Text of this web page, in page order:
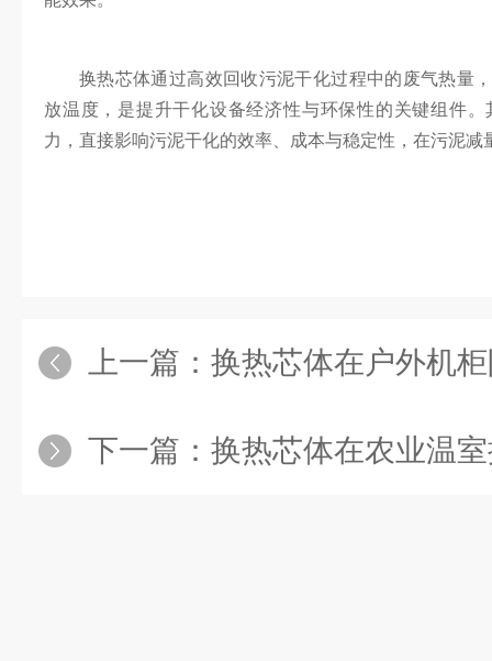
换热芯体通过高效回收污泥干化过程中的废气热量
放温度，是提升干化设备经济性与环保性的关键组件
力，直接影响污泥干化的效率、成本与稳定性，在污泥
上一篇： 换热芯体在户外机
下一篇： 换热芯体在农业温